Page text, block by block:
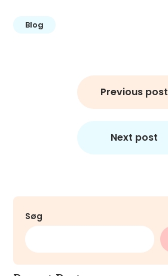
Blog
Indlægsnavigation
Previous post
Next post
Søg